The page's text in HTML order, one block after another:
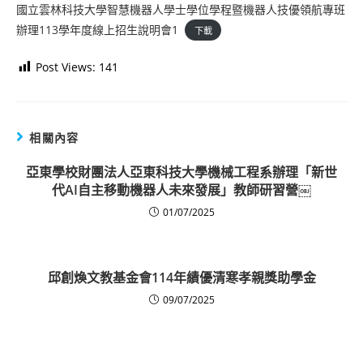
國立雲林科技大學智慧機器人學士學位學程暨機器人技優領航專班
辦理113學年度線上招生說明會1
下載
Post Views: 141
相關內容
亞東學校財團法人亞東科技大學機械工程系辦理「新世
代AI自主移動機器人未來發展」教師研習營￼
01/07/2025
邱創煥文教基金會114年績優清寒孝親獎助學金
09/07/2025